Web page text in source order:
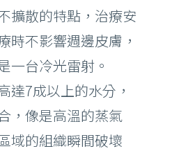
擴散的特點，治療安
時不影響週邊皮膚，
一台冷光雷射。
達7成以上的水分，
，像是高溫的蒸氣
域的組織瞬間破壞